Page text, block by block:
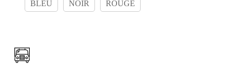
être
prix :
BLEU NOIR ROUGE